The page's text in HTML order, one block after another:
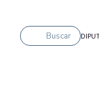
Buscar